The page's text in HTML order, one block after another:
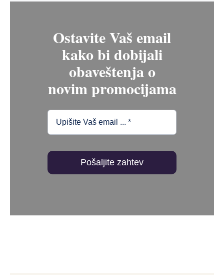
Ostavite Vaš email
kako bi dobijali
obaveštenja o
novim promocijama
Pošaljite zahtev